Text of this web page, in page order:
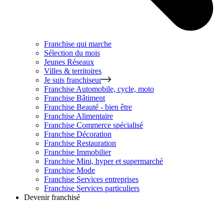
Franchise qui marche
Sélection du mois
Jeunes Réseaux
Villes & territoires
Je suis franchiseur
Franchise Automobile, cycle, moto
Franchise Bâtiment
Franchise Beauté - bien être
Franchise Alimentaire
Franchise Commerce spécialisé
Franchise Décoration
Franchise Restauration
Franchise Immobilier
Franchise Mini, hyper et supermarché
Franchise Mode
Franchise Services entreprises
Franchise Services particuliers
Devenir franchisé